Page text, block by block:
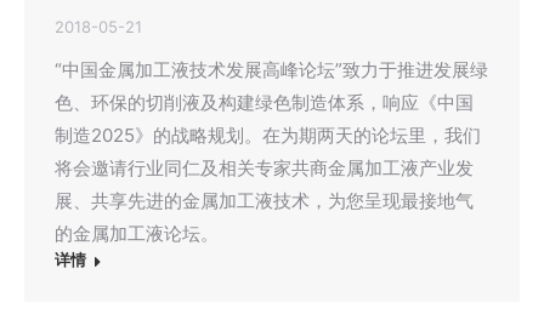
2018-05-21
“中国金属加工液技术发展高峰论坛”致力于推进发展绿
色、环保的切削液及构建绿色制造体系，响应《中国
制造2025》的战略规划。在为期两天的论坛里，我们
将会邀请行业同仁及相关专家共商金属加工液产业发
展、共享先进的金属加工液技术，为您呈现最接地气
的金属加工液论坛。
详情